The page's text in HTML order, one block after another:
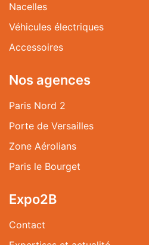
Nacelles
Véhicules électriques
Accessoires
Nos agences
Paris Nord 2
Porte de Versailles
Zone Aérolians
Paris le Bourget
Expo2B
Contact